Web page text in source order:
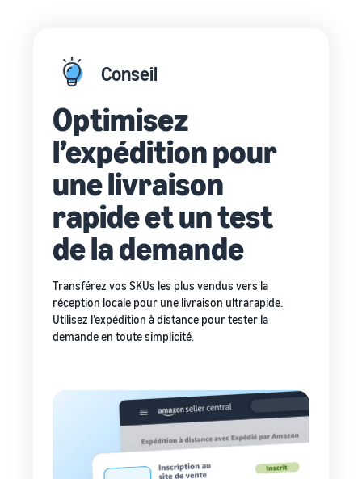
Conseil
Optimisez
l’expédition pour
une livraison
rapide et un test
de la demande
Transférez vos SKUs les plus vendus vers la
réception locale pour une livraison ultrarapide.
Utilisez l’expédition à distance pour tester la
demande en toute simplicité.